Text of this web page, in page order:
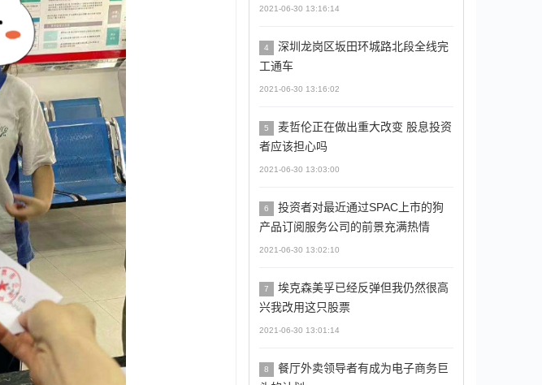
2021-06-30 13:16:14
4
深圳龙岗区坂田环城路北段全线完
工通车
2021-06-30 13:16:02
5
麦哲伦正在做出重大改变 股息投资
者应该担心吗
2021-06-30 13:03:00
6
投资者对最近通过SPAC上市的狗
产品订阅服务公司的前景充满热情
2021-06-30 13:02:10
7
埃克森美孚已经反弹但我仍然很高
兴我改用这只股票
2021-06-30 13:01:14
8
餐厅外卖领导者有成为电子商务巨